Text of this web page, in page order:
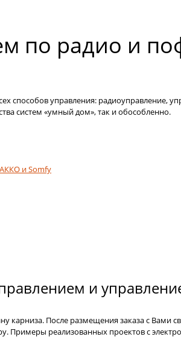
по радио и
способов управления: радиоуправление,
систем «умный дом», так и обособленно.
и Somfy
и
карниза. После размещения заказа с Вами
Примеры реализованных проектов с